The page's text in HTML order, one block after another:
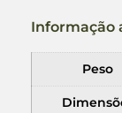
Informação
Peso